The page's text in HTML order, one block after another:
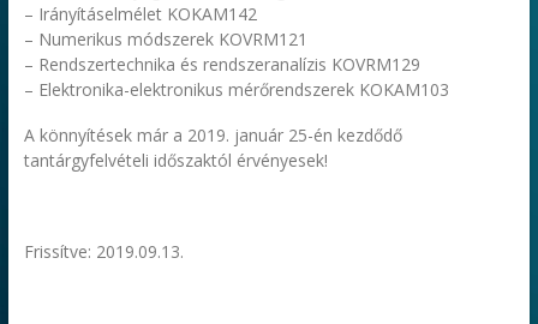
– Irányításelmélet KOKAM142
– Numerikus módszerek KOVRM121
– Rendszertechnika és rendszeranalízis KOVRM129
– Elektronika-elektronikus mérőrendszerek KOKAM103
A könnyítések már a 2019. január 25-én kezdődő
tantárgyfelvételi időszaktól érvényesek!
Frissítve: 2019.09.13.